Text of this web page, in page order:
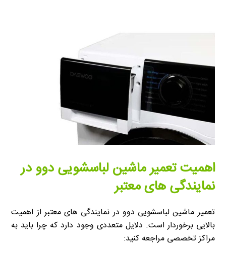
اهمیت تعمیر ماشین لباسشویی دوو در
نمایندگی های معتبر
تعمیر ماشین لباسشویی دوو در نمایندگی های معتبر از اهمیت
بالایی برخوردار است. دلایل متعددی وجود دارد که چرا باید به
مراکز تخصصی مراجعه کنید: